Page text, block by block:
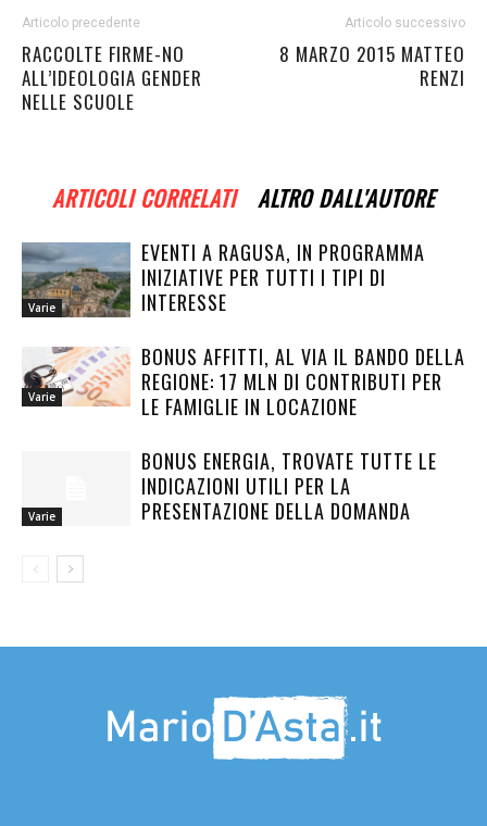
Articolo precedente
RACCOLTE FIRME-NO
ALL’IDEOLOGIA GENDER
NELLE SCUOLE
Articolo successivo
8 MARZO 2015 MATTEO
RENZI
ARTICOLI CORRELATI ALTRO DALL'AUTORE
Varie
EVENTI A RAGUSA, IN PROGRAMMA
INIZIATIVE PER TUTTI I TIPI DI
INTERESSE
Varie
BONUS AFFITTI, AL VIA IL BANDO DELLA
REGIONE: 17 MLN DI CONTRIBUTI PER
LE FAMIGLIE IN LOCAZIONE
Varie
BONUS ENERGIA, TROVATE TUTTE LE
INDICAZIONI UTILI PER LA
PRESENTAZIONE DELLA DOMANDA